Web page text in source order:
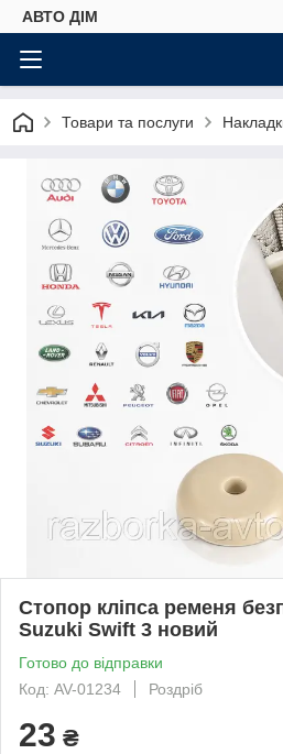
АВТО ДIМ
Товари та послуги
Стопор кліпса ременя
Suzuki Swift 3 новий
Готово до відправки
Код: AV-01234
Роздріб
23 ₴